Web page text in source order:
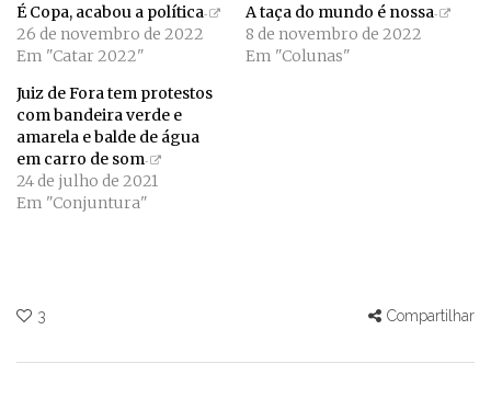
É Copa, acabou a política
26 de novembro de 2022
Em "Catar 2022"
A taça do mundo é nossa
8 de novembro de 2022
Em "Colunas"
Juiz de Fora tem protestos
com bandeira verde e
amarela e balde de água
em carro de som
24 de julho de 2021
Em "Conjuntura"
3 Compartilhar